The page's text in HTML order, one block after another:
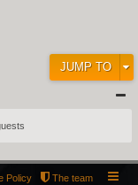
JUMP TO
The team
Policy